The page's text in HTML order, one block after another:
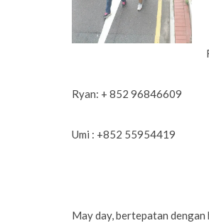
Ryan: + 852 96846609
Umi : +852 55954419
May day, bertepatan dengan